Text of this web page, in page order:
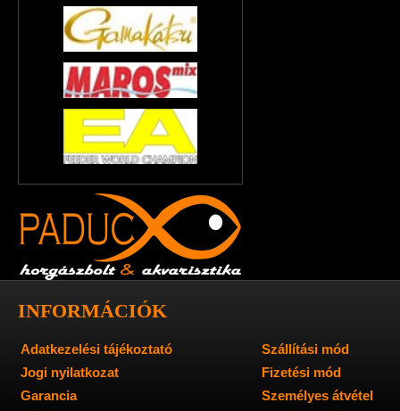
INFORMÁCIÓK
Adatkezelési tájékoztató
Szállítási mód
Jogi nyilatkozat
Fizetési mód
Garancia
Személyes átvétel